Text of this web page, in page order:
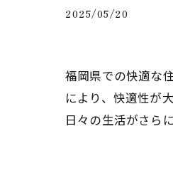
2025/05/20
福岡県での快適な
により、快適性が
日々の生活がさら